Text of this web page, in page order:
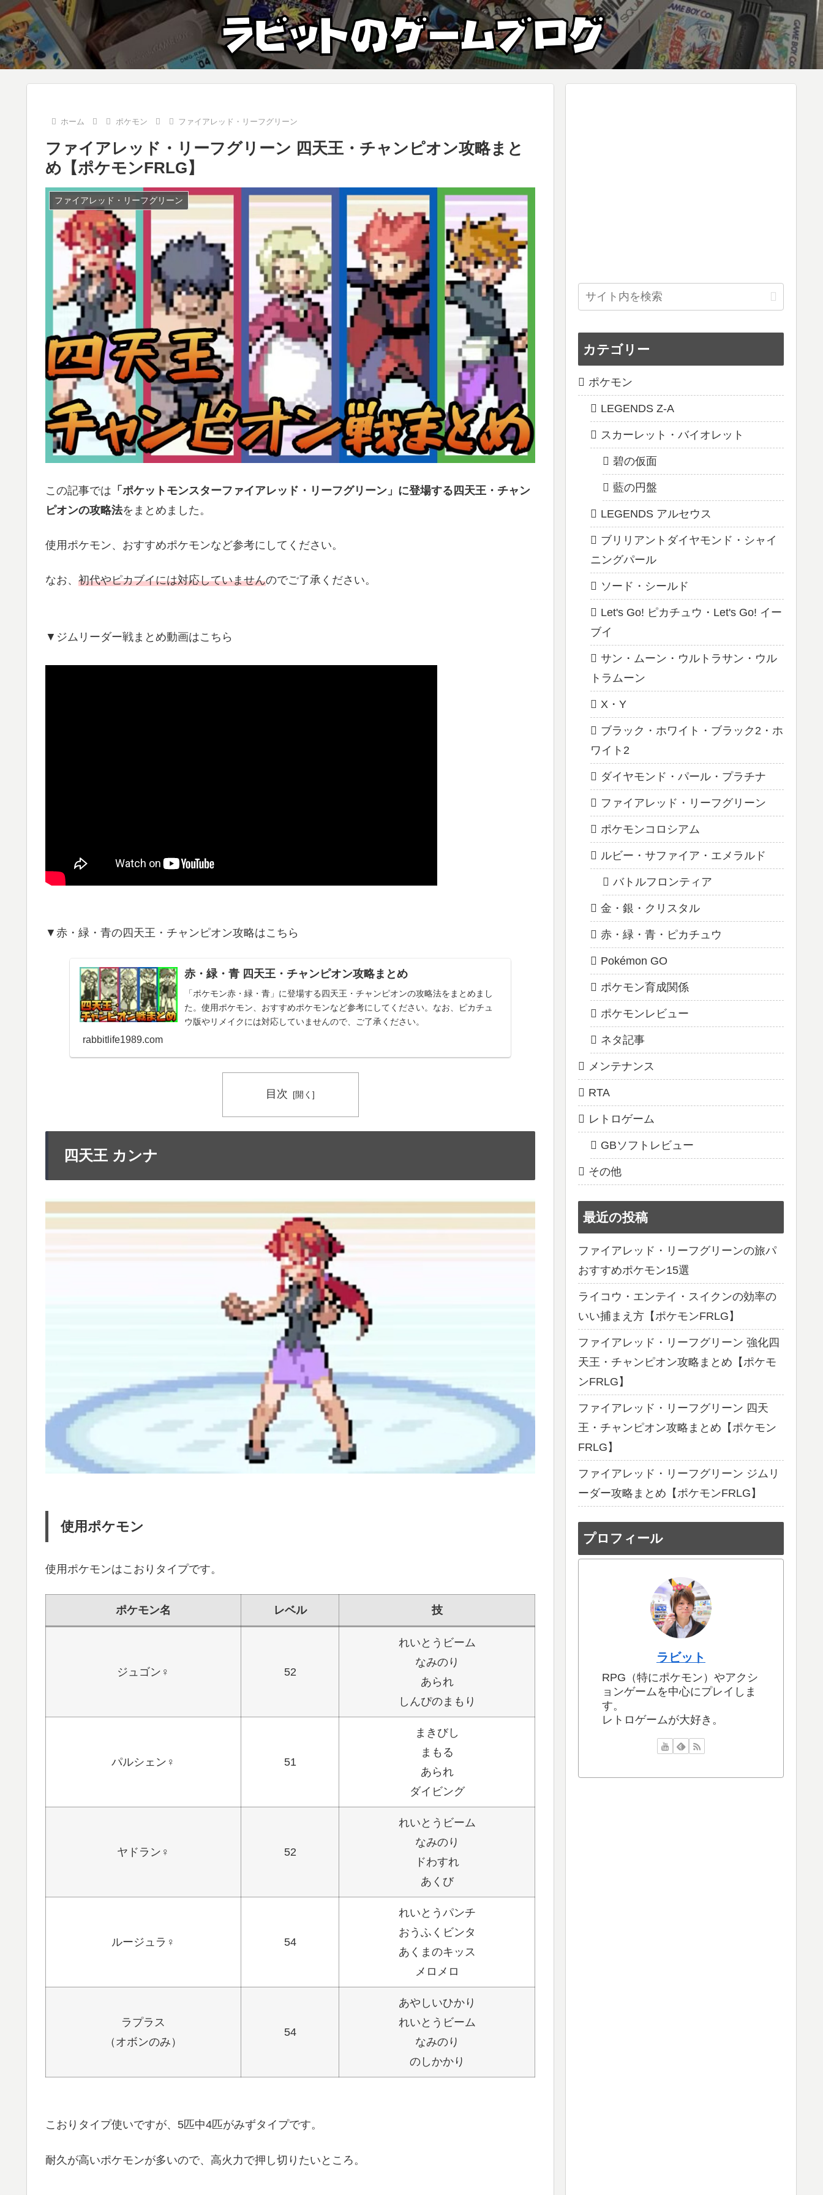
ホーム ポケモン ファイアレッド・リーフグリーン
ファイアレッド・リーフグリーン 四天王・チャンピオン攻略まと
め【ポケモンFRLG】
ファイアレッド・リーフグリーン
この記事では 「ポケットモンスターファイアレッド・リーフグリーン」に登場する四天王・チャン
ピオンの攻略法をまとめました。
使用ポケモン、おすすめポケモンなど参考にしてください。
なお、 初代やピカブイには対応していませんのでご了承ください。
▼ジムリーダー戦まとめ動画はこちら
▼赤・緑・青の四天王・チャンピオン攻略はこちら
赤・緑・青 四天王・チャンピオン攻略まとめ
「ポケモン赤・緑・青」に登場する四天王・チャンピオンの攻略法をまとめまし
た。使用ポケモン、おすすめポケモンなど参考にしてください。なお、ピカチュ
ウ版やリメイクには対応していませんので、ご了承ください。
rabbitlife1989.com
目次
四天王 カンナ
使用ポケモン
使用ポケモンはこおりタイプです。
ポケモン名 レベル 技
ジュゴン♀ 52
れいとうビーム
なみのり
あられ
しんぴのまもり
パルシェン♀ 51
まきびし
まもる
あられ
ダイビング
ヤドラン♀ 52
れいとうビーム
なみのり
ドわすれ
あくび
ルージュラ♀ 54
れいとうパンチ
おうふくビンタ
あくまのキッス
メロメロ
ラプラス
（オボンのみ）
54
あやしいひかり
れいとうビーム
なみのり
のしかかり
こおりタイプ使いですが、5匹中4匹がみずタイプです。
耐久が高いポケモンが多いので、高火力で押し切りたいところ。
カテゴリー
ポケモン
LEGENDS Z-A
スカーレット・バイオレット
碧の仮面
藍の円盤
LEGENDS アルセウス
ブリリアントダイヤモンド・シャイ
ニングパール
ソード・シールド
Let's Go! ピカチュウ・Let's Go! イー
ブイ
サン・ムーン・ウルトラサン・ウル
トラムーン
X・Y
ブラック・ホワイト・ブラック2・ホ
ワイト2
ダイヤモンド・パール・プラチナ
ファイアレッド・リーフグリーン
ポケモンコロシアム
ルビー・サファイア・エメラルド
バトルフロンティア
金・銀・クリスタル
赤・緑・青・ピカチュウ
Pokémon GO
ポケモン育成関係
ポケモンレビュー
ネタ記事
メンテナンス
RTA
レトロゲーム
GBソフトレビュー
その他
最近の投稿
ファイアレッド・リーフグリーンの旅パ
おすすめポケモン15選
ライコウ・エンテイ・スイクンの効率の
いい捕まえ方【ポケモンFRLG】
ファイアレッド・リーフグリーン 強化四
天王・チャンピオン攻略まとめ【ポケモ
ンFRLG】
ファイアレッド・リーフグリーン 四天
王・チャンピオン攻略まとめ【ポケモン
FRLG】
ファイアレッド・リーフグリーン ジムリ
ーダー攻略まとめ【ポケモンFRLG】
プロフィール
ラビット
RPG（特にポケモン）やアクシ
ョンゲームを中心にプレイしま
す。
レトロゲームが大好き。